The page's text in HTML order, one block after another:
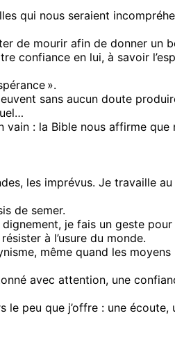
qui nous seraient
de mourir afin de donner un
en lui, à savoir
».
sans aucun doute
vain : la Bible nous affirme
les imprévus. Je travaille
de semer.
je fais un geste
à l’usure du monde.
même quand les
avec attention, une
peu que j’offre : une